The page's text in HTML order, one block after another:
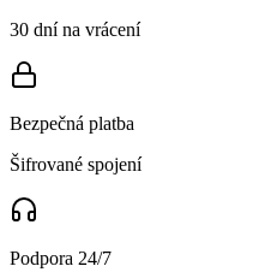
30 dní na vrácení
Bezpečná platba
Šifrované spojení
Podpora 24/7